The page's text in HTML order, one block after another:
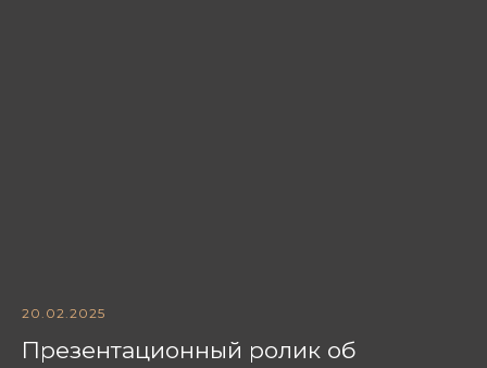
20.02.2025
Презентационный ролик об